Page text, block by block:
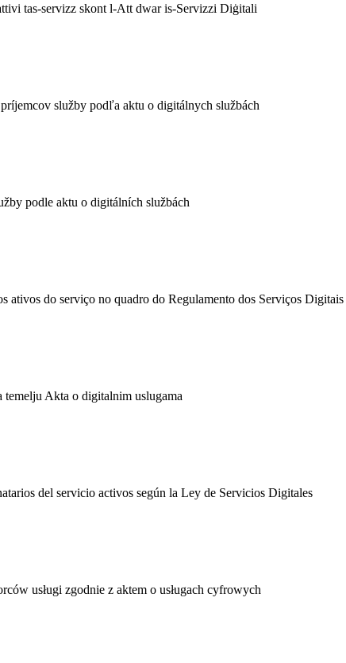
tas-servizz skont l-Att dwar is-Servizzi Diġitali
služby podľa aktu o digitálnych službách
podle aktu o digitálních službách
ativos do serviço no quadro do Regulamento dos Serviços Digitais
Akta o digitalnim uslugama
del servicio activos según la Ley de Servicios Digitales
usługi zgodnie z aktem o usługach cyfrowych